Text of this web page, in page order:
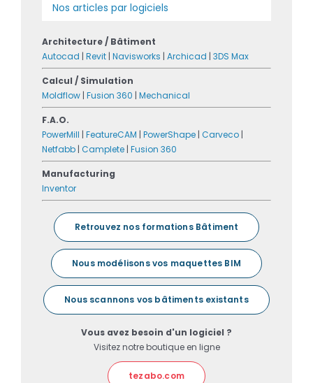
Nos articles par logiciels
Architecture / Bâtiment
Autocad | Revit | Navisworks | Archicad | 3DS Max
Calcul / Simulation
Moldflow | Fusion 360 | Mechanical
F.A.O.
PowerMill | FeatureCAM | PowerShape | Carveco |
Netfabb | Camplete | Fusion 360
Manufacturing
Inventor
Retrouvez nos formations Bâtiment
Nous modélisons vos maquettes BIM
Nous scannons vos bâtiments existants
Vous avez besoin d'un logiciel ?
Visitez notre boutique en ligne
tezabo.com